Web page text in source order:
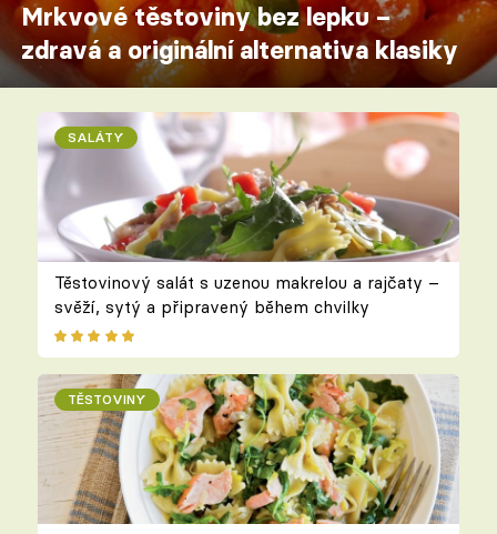
Mrkvové těstoviny bez lepku –
zdravá a originální alternativa klasiky
SALÁTY
Těstovinový salát s uzenou makrelou a rajčaty –
svěží, sytý a připravený během chvilky
TĚSTOVINY